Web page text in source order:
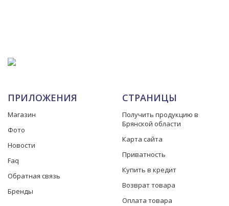
ПРИЛОЖЕНИЯ
Магазин
Фото
Новости
Faq
Обратная связь
Бренды
СТРАНИЦЫ
Получить продукцию в
Брянской области
Карта сайта
Приватность
Купить в кредит
Возврат товара
Оплата товара